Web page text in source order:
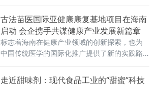
型，适配享老需求建设哈尔滨寒地享老新模式
的建议。
古法苗医国际亚健康康复基地项目在海南
启动 会企携手共谋健康产业发展新篇章
标志着海南在健康产业领域的创新探索，也为
中国传统医学的国际化推广提供了新的实践路
具有国际影响力的健康康复示范基地。
走近甜味剂：现代食品工业的“甜蜜”科技